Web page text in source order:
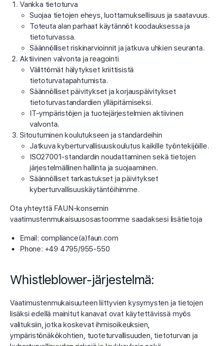
Vankka tietoturva
Suojaa tietojen eheys, luottamuksellisuus ja saatavuus.
Toteuta alan parhaat käytännöt koodauksessa ja
tietoturvassa.
Säännölliset riskinarvioinnit ja jatkuva uhkien seuranta.
Aktiivinen valvonta ja reagointi
Välittömät hälytykset kriittisistä
tietoturvatapahtumista.
Säännölliset päivitykset ja korjauspäivitykset
tietoturvastandardien ylläpitämiseksi.
IT-ympäristöjen ja tuotejärjestelmien aktiivinen
valvonta.
Sitoutuminen koulutukseen ja standardeihin
Jatkuva kyberturvallisuuskoulutus kaikille työntekijöille.
ISO27001-standardin noudattaminen sekä tietojen
järjestelmällinen hallinta ja suojaaminen.
Säännölliset tarkastukset ja päivitykset
kyberturvallisuuskäytäntöihimme.
Ota yhteyttä FAUN-konsernin
vaatimustenmukaisuusosastoomme saadaksesi lisätietoja
Email: compliance(a)faun.com
Phone: +49 4795/955-550
Whistleblower-järjestelmä:
Vaatimustenmukaisuuteen liittyvien kysymysten ja tietojen
lisäksi edellä mainitut kanavat ovat käytettävissä myös
valituksiin, jotka koskevat ihmisoikeuksien,
ympäristönäkökohtien, tuoteturvallisuuden, tietoturvan ja